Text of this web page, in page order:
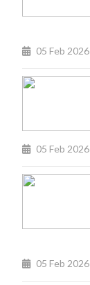
05 Feb 2026
05 Feb 2026
05 Feb 2026